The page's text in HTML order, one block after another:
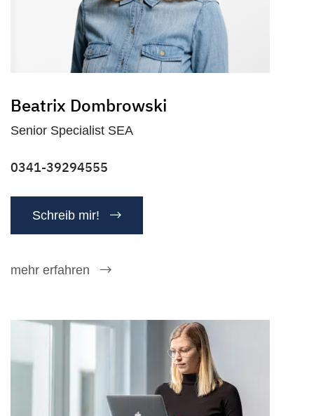
Beatrix Dombrowski
Senior Specialist SEA
0341-39294555
Schreib mir!
mehr erfahren